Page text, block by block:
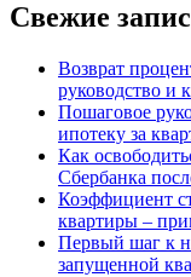
Свежие
Возврат
руководство и
Пошаговое
ипотеку за
Как
Сбербанка
Коэффициент
квартиры –
Первый шаг к
запущенной